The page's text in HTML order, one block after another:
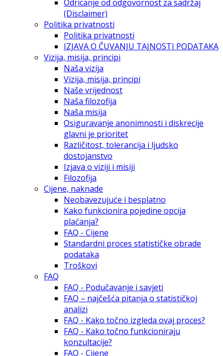
Odricanje od odgovornost za sadržaj
(Disclaimer)
Politika privatnosti
Politika privatnosti
IZJAVA O ČUVANJU TAJNOSTI PODATAKA
Vizija, misija, principi
Naša vizija
Vizija, misija, principi
Naše vrijednost
Naša filozofija
Naša misija
Osiguravanje anonimnosti i diskrecije
glavni je prioritet
Različitost, tolerancija i ljudsko
dostojanstvo
Izjava o viziji i misiji
Filozofija
Cijene, naknade
Neobavezujuće i besplatno
Kako funkcionira pojedine opcija
plaćanja?
FAQ - Cijene
Standardni proces statističke obrade
podataka
Troškovi
FAQ
FAQ - Podučavanje i savjeti
FAQ – najčešća pitanja o statističkoj
analizi
FAQ - Kako točno izgleda ovaj proces?
FAQ - Kako točno funkcioniraju
konzultacije?
FAQ - Cijene